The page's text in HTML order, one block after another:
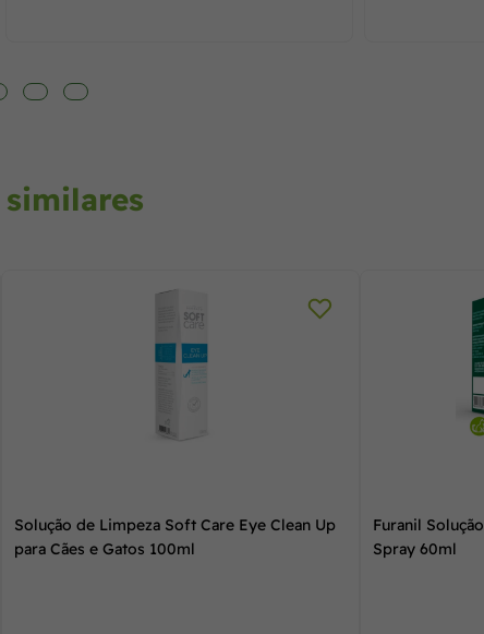
Solução de Limpeza Soft Care Eye Clean Up
para Cães e Gatos 100ml
Furanil
Spray 60ml